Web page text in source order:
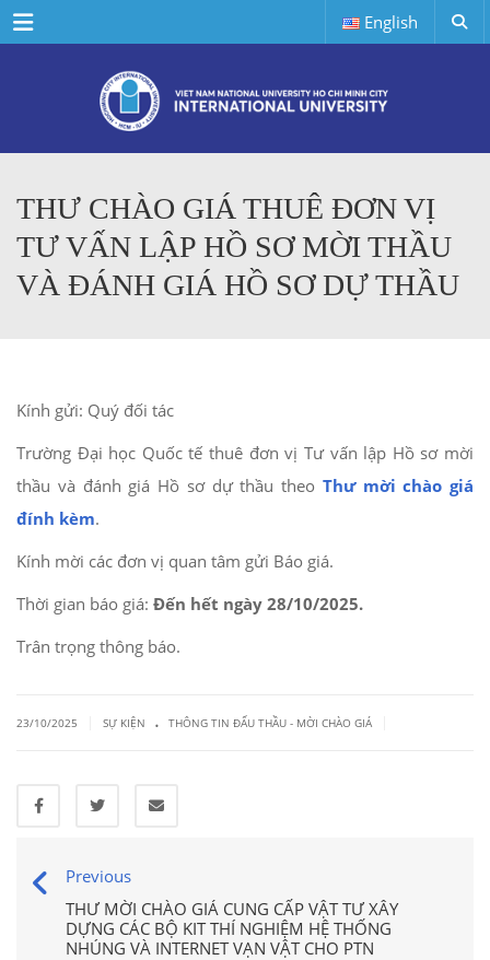
Menu English
THƯ CHÀO GIÁ THUÊ ĐƠN VỊ
TƯ VẤN LẬP HỒ SƠ MỜI THẦU
VÀ ĐÁNH GIÁ HỒ SƠ DỰ THẦU
Kính gửi: Quý đối tác
Trường Đại học Quốc tế thuê đơn vị Tư vấn lập Hồ sơ mời
thầu và đánh giá Hồ sơ dự thầu theo Thư mời chào giá
đính kèm.
Kính mời các đơn vị quan tâm gửi Báo giá.
Thời gian báo giá: Đến hết ngày 28/10/2025.
Trân trọng thông báo.
23/10/2025 SỰ KIỆN . THÔNG TIN ĐẤU THẦU - MỜI CHÀO GIÁ
Previous
THƯ MỜI CHÀO GIÁ CUNG CẤP VẬT TƯ XÂY
DỰNG CÁC BỘ KIT THÍ NGHIỆM HỆ THỐNG
NHÚNG VÀ INTERNET VẠN VẬT CHO PTN